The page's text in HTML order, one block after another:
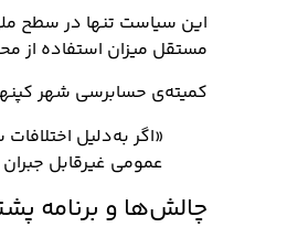
این سیاست تنها در سطح
مستقل میزان استفاده از
کمیته‌ی حسابرسی شهر
«اگر به‌دلیل
عمومی غیرقابل
چالش‌ها و برنامه